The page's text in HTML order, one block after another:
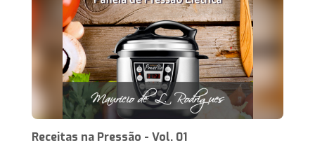
Receitas na Pressão - Vol. 01